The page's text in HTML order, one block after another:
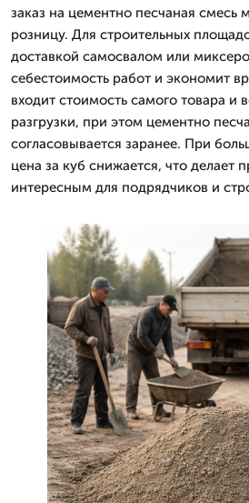
заказ на цементно песчаная смесь
розницу. Для строительных
доставкой самосвалом или
себестоимость работ и экономит
входит стоимость самого товара и
разгрузки, при этом цементно
согласовывается заранее. При
цена за куб снижается, что делает
интересным для подрядчиков и